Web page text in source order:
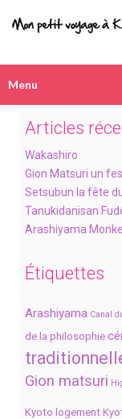
Menu
Articles
Wakashiro
Gion Matsuri un
Setsubun la fête
Tanukidanisan
Arashiyama
Étiquettes
Arashiyama Canal
de la philosophie
Gion matsuri
Kyoto logement